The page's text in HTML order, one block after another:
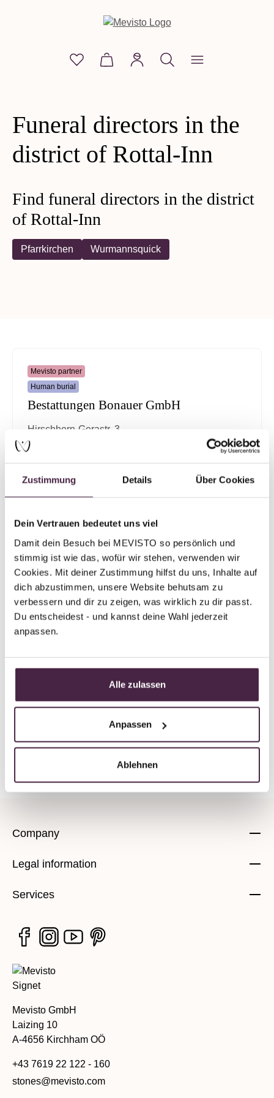
Zustimmung Details Über Cookies
Dein Vertrauen bedeutet uns viel
Damit dein Besuch bei MEVISTO so persönlich und
stimmig ist wie das, wofür wir stehen, verwenden wir
Cookies. Mit deiner Zustimmung hilfst du uns, Inhalte auf
dich abzustimmen, unsere Website behutsam zu
verbessern und dir zu zeigen, was wirklich zu dir passt.
Du entscheidest - und kannst deine Wahl jederzeit
anpassen.
Alle zulassen
Anpassen
Ablehnen
You have 0 wishlist items
Shopping cart contains 0 items.
Show Shop
Personalized gemstones
Funeral directors in the
district of Rottal-Inn
Find funeral directors in the district
of Rottal-Inn
Pfarrkirchen Wurmannsquick
Mevisto partner
Human burial
Bestattungen Bonauer GmbH
Hirschhorn-Gerastr. 3
84329 Wurmannsquick
Partner without certification
Human burial
Bestattungen Müller Schröppel Inh.
Werner Schröppel e.K.
Höckberger Str. 26
Company
Legal information
Services
Mevisto GmbH
Laizing 10
A-4656 Kirchham OÖ
+43 7619 22 122 - 160
stones@mevisto.com